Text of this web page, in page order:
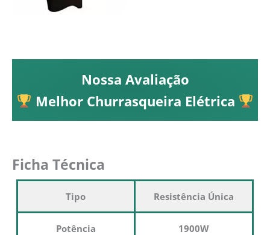
Nossa Avaliação
Melhor Churrasqueira Elétrica
Ficha Técnica
Tipo Resistência Única
Potência 1900W